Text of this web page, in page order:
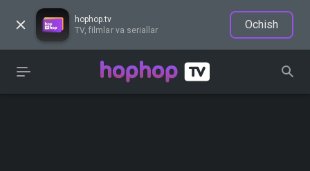
hophop.tv
TV, filmlar va seriallar
Ochish